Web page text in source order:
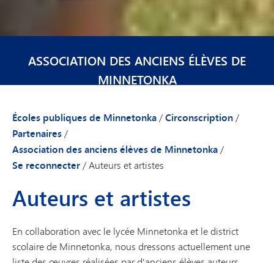
ASSOCIATION DES ANCIENS ÉLÈVES DE
MINNETONKA
Écoles publiques de Minnetonka/Circonscription/
Partenaires/
Association des anciens élèves de Minnetonka/
Se reconnecter/Auteurs et artistes
Auteurs et artistes
En collaboration avec le lycée Minnetonka et le district
scolaire de Minnetonka, nous dressons actuellement une